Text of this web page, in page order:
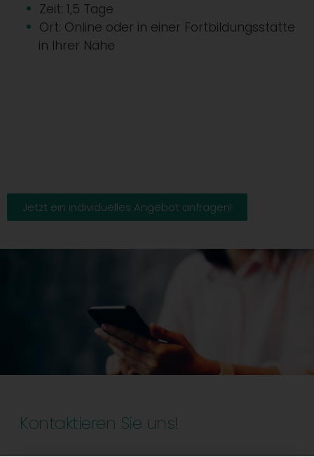
Zeit: 1,5 Tage
Ort: Online oder in einer Fortbildungsstätte
in Ihrer Nähe
Jetzt ein individuelles Angebot anfragen!
Kontaktieren Sie uns!